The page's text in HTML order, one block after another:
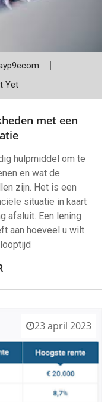
Yet
met een
hulpmiddel om te
en wat de
zijn. Het is een
situatie in kaart
afsluit. Een lening
aan hoeveel u wilt
23 april 2023